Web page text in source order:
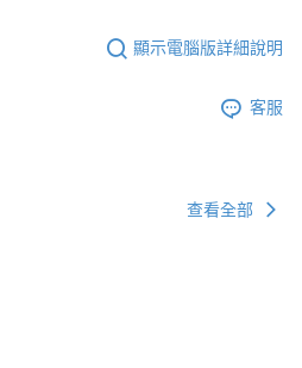
顯示電腦版詳細說明
客服
查看全部